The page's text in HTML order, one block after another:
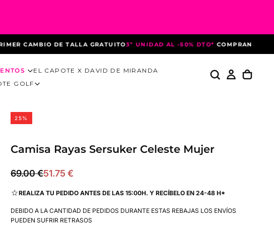
CAMBIO DE TALLA GRATUITO3ª UNIDAD AL -50% DTO* COMPRANDO 3
EL CAPOTE X DAVID DE MIRANDA
GOLF
25%
Camisa Rayas Sersuker Celeste Mujer
51.75
Precio
69.00 €Precio
51.75 €
REALIZA TU PEDIDO ANTES DE LAS 15:00H. Y RECÍBELO EN 24-48 H*
DEBIDO A LA CANTIDAD DE PEDIDOS DURANTE ESTAS REBAJAS LOS ENVÍOS
PUEDEN SUFRIR RETRASOS